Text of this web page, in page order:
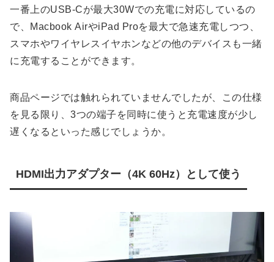
一番上のUSB-Cが最大30Wでの充電に対応しているの
で、Macbook AirやiPad Proを最大で急速充電しつつ、
スマホやワイヤレスイヤホンなどの他のデバイスも一緒
に充電することができます。
商品ページでは触れられていませんでしたが、この仕様
を見る限り、3つの端子を同時に使うと充電速度が少し
遅くなるといった感じでしょうか。
HDMI出力アダプター（4K 60Hz）として使う